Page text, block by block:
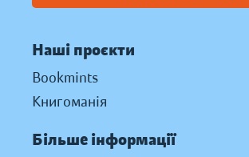
Наші проєкти
Bookmints
Книгоманія
Більше інформації